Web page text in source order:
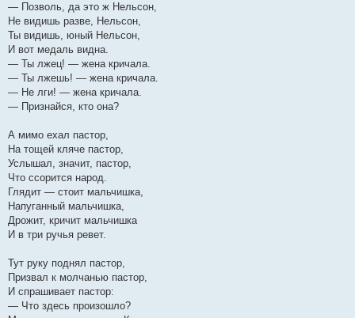
— Позволь, да это ж Нельсон,
Не видишь разве, Нельсон,
Ты видишь, юный Нельсон,
И вот медаль видна.
— Ты лжец! — жена кричала.
— Ты лжешь! — жена кричала.
— Не лги! — жена кричала.
— Признайся, кто она?
А мимо ехал пастор,
На тощей кляче пастор,
Услышал, значит, пастор,
Что ссорится народ.
Глядит — стоит мальчишка,
Напуганный мальчишка,
Дрожит, кричит мальчишка
И в три ручья ревет.
Тут руку поднял пастор,
Призвал к молчанью пастор,
И спрашивает пастор:
— Что здесь произошло?